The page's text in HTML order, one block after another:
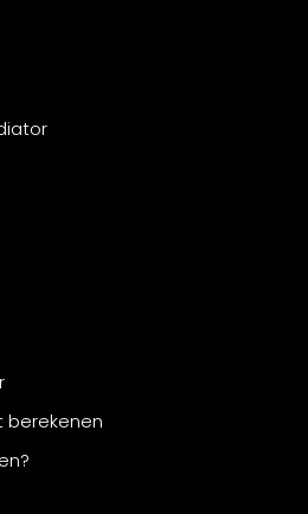
berekenen